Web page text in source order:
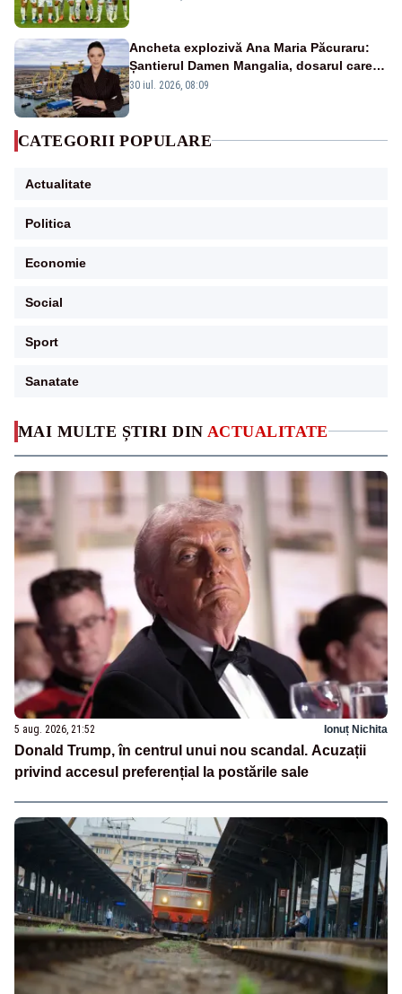
MAI MULTE ȘTIRI DIN ACTUALITATE
5 aug. 2026, 21:52 Ionuț Nichita
Donald Trump, în centrul unui nou scandal. Acuzații
privind accesul preferențial la postările sale
Ancheta explozivă Ana Maria Păcuraru:
Șantierul Damen Mangalia, dosarul care
scufundă apărarea României
30 iul. 2026, 08:09
CATEGORII POPULARE
Actualitate
Politica
Economie
Social
Sport
Sanatate